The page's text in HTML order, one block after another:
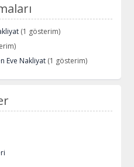
(1 gösterim)
Eve Nakliyat (1 gösterim)